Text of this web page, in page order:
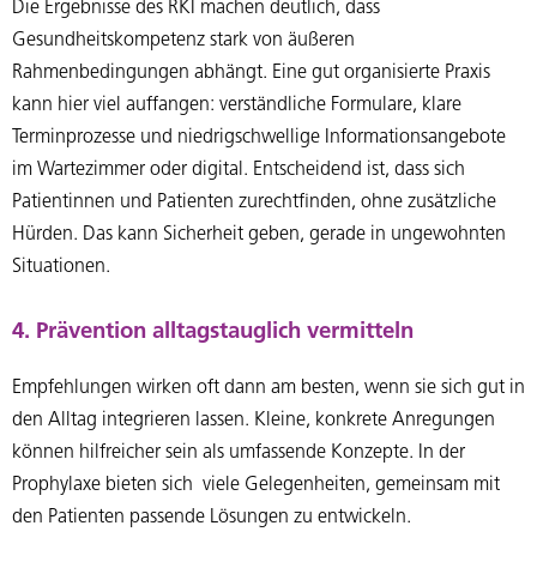
Die Ergebnisse des RKI machen deutlich, dass
Gesundheitskompetenz stark von äußeren
Rahmenbedingungen abhängt. Eine gut organisierte Praxis
kann hier viel auffangen: verständliche Formulare, klare
Terminprozesse und niedrigschwellige Informationsangebote
im Wartezimmer oder digital. Entscheidend ist, dass sich
Patientinnen und Patienten zurechtfinden, ohne zusätzliche
Hürden. Das kann Sicherheit geben, gerade in ungewohnten
Situationen.
4. Prävention alltagstauglich vermitteln
Empfehlungen wirken oft dann am besten, wenn sie sich gut in
den Alltag integrieren lassen. Kleine, konkrete Anregungen
können hilfreicher sein als umfassende Konzepte. In der
Prophylaxe bieten sich viele Gelegenheiten, gemeinsam mit
den Patienten passende Lösungen zu entwickeln.